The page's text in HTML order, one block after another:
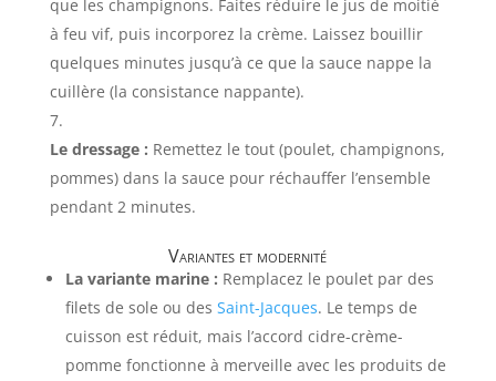
que les champignons. Faites réduire le jus de moitié
à feu vif, puis incorporez la crème. Laissez bouillir
quelques minutes jusqu’à ce que la sauce nappe la
cuillère (la consistance nappante).
Le dressage : Remettez le tout (poulet, champignons,
pommes) dans la sauce pour réchauffer l’ensemble
pendant 2 minutes.
Variantes et modernité
La variante marine : Remplacez le poulet par des
filets de sole ou des Saint-Jacques. Le temps de
cuisson est réduit, mais l’accord cidre-crème-
pomme fonctionne à merveille avec les produits de